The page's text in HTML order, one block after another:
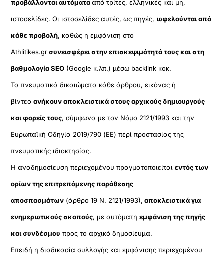
προβάλλονται αυτόματααπό τρίτες, ελληνικές και μη,
ιστοσελίδες. Οι ιστοσελίδες αυτές, ως πηγές, ωφελούνται από
κάθε προβολή, καθώς η εμφάνιση στο
Athlitikes.grσυνεισφέρει στην επισκεψιμότητά τους και στη
βαθμολογία SEO (Google κ.λπ.) μέσω backlink κοκ.
Τα πνευματικά δικαιώματα κάθε άρθρου, εικόνας ή
βίντεοανήκουν αποκλειστικά στους αρχικούς δημιουργούς
και φορείς τους, σύμφωνα με τον Νόμο 2121/1993 και την
Ευρωπαϊκή Οδηγία 2019/790 (ΕΕ) περί προστασίας της
πνευματικής ιδιοκτησίας.
Η αναδημοσίευση περιεχομένου πραγματοποιείταιεντός των
ορίων της επιτρεπόμενης παράθεσης
αποσπασμάτων (άρθρο 19 Ν. 2121/1993), αποκλειστικά για
ενημερωτικούς σκοπούς, με αυτόματηεμφάνιση της πηγής
και συνδέσμου προς το αρχικό δημοσίευμα.
Επειδή η διαδικασία συλλογής και εμφάνισης περιεχομένου